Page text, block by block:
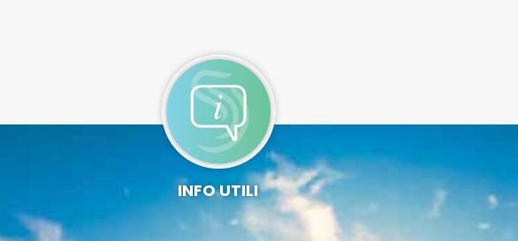
INFO UTILI